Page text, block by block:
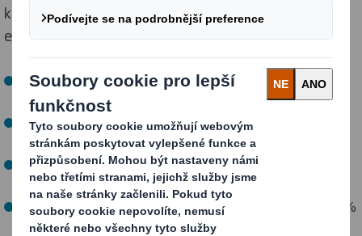
kreativitu a inovace na cestě k nízkouhlíkové cirkulární
ekonomice.
Prostřednictvímaktivních sítípodporujeme
rozmanitost našich týmů
Jsme jedním z pouhých 19 strategických partnerů
Nadace Ellen MacArthurové
Patříme mezi sedm obalových společností na světě
zapojených do iniciativyUN Race to Zero
Více než třetinu našeho vedení tvoří ženy, včetně 37 %
na úrovni představenstva, a toto číslo dále roste